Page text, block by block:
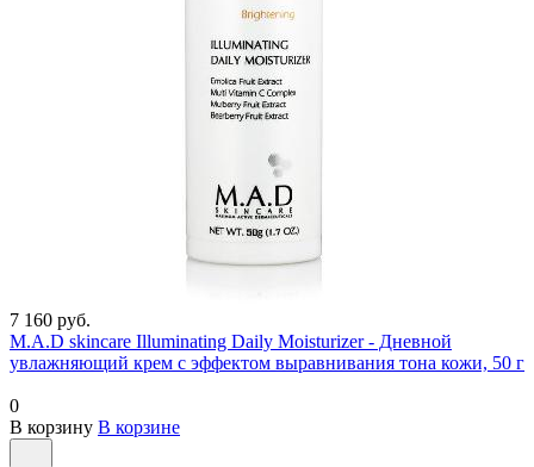
7 160 руб.
M.A.D skincare Illuminating Daily Moisturizer - Дневной
увлажняющий крем с эффектом выравнивания тона кожи, 50 г
0
В корзину В корзине